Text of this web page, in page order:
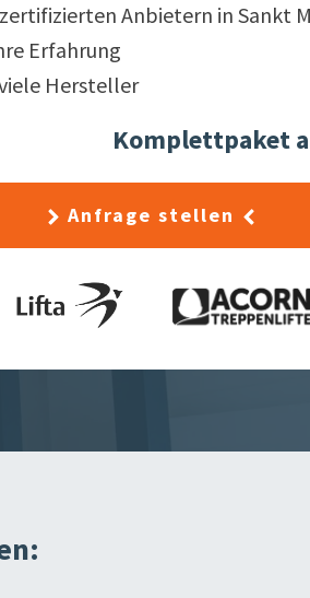
Anbietern in Sankt
Erfahrung
Hersteller
Komplettpaket
Anfrage stellen
: